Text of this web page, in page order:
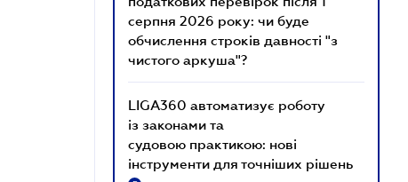
серпня 2026 року: чи буде
обчислення строків давності "з
чистого аркуша"?
LIGA360 автоматизує роботу
із законами та
судовою практикою: нові
інструменти для точніших рішень